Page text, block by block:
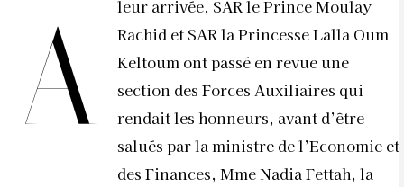
A
leur arrivée, SAR le Prince Moulay
Rachid et SAR la Princesse Lalla Oum
Keltoum ont passé en revue une
section des Forces Auxiliaires qui
rendait les honneurs, avant d’être
salués par la ministre de l’Economie et
des Finances, Mme Nadia Fettah, la